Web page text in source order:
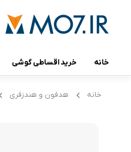
خانه خرید اقساطی گوشی
خانه هدفون و هندزفری